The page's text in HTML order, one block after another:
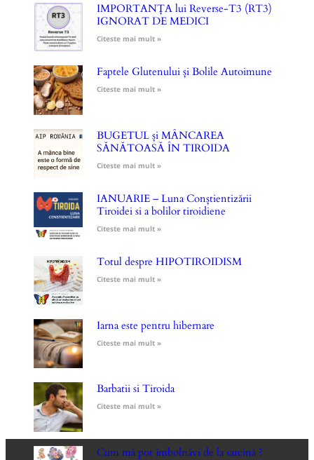
IMPORTANȚA lui Reverse-T3 (RT3)
IGNORAT DE MEDICI
Citeste mai mult »
Faptele Glutenului și Bolile Autoimune
Citeste mai mult »
BUGETUL și MÂNCAREA
SĂNĂTOASĂ ÎN TIROIDA
Citeste mai mult »
IANUARIE – Luna Conștientizării
Tiroidei si a bolilor tiroidiene
Citeste mai mult »
Totul despre HIPOTIROIDISM
Citeste mai mult »
Iarna este pentru hibernare
Citeste mai mult »
Barbatii si Tiroida
Citeste mai mult »
Cum mă pot îmbolnăvi de la sarcină ?